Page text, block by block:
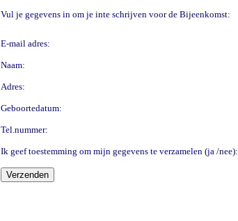
Vul je gegevens in om je inte schrijven voor de Bijeenkomst:
E-mail adres:
Naam:
Adres:
Geboortedatum:
Tel.nummer:
Ik geef toestemming om mijn gegevens te verzamelen (ja /nee):